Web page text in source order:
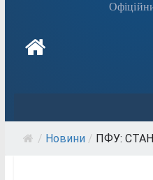
/ Новини / ПФУ: